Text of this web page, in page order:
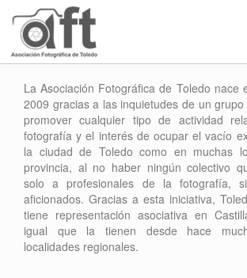
La Asociación Fotográfica de Toledo nace
2009 gracias a las inquietudes de un
promover cualquier tipo de actividad
fotografía y el interés de ocupar el vacío
la ciudad de Toledo como en muchas
provincia, al no haber ningún colectivo
solo a profesionales de la fotografía,
aficionados. Gracias a esta iniciativa,
tiene representación asociativa en
igual que la tienen desde hace
localidades regionales.